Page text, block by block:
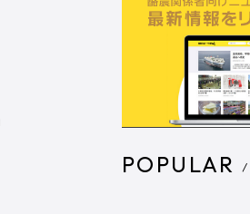
POPULAR /